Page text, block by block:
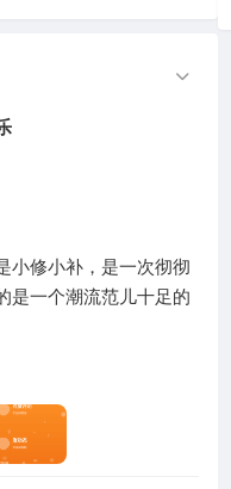
小修小补，是一次彻彻
是一个潮流范儿十足的